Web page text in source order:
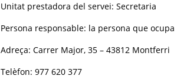
Unitat prestadora del servei: Secretaria
Persona responsable: la persona que ocupa
Adreça: Carrer Major, 35 – 43812 Montferri
Telèfon: 977 620 377